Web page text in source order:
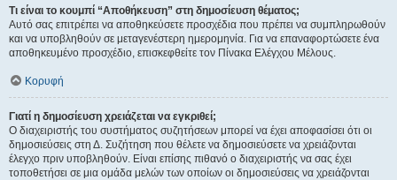
Τι είναι το κουμπί “Αποθήκευση” στη δημοσίευση θέματος;
Αυτό σας επιτρέπει να αποθηκεύσετε προσχέδια που πρέπει να συμπληρωθούν
και να υποβληθούν σε μεταγενέστερη ημερομηνία. Για να επαναφορτώσετε ένα
αποθηκευμένο προσχέδιο, επισκεφθείτε τον Πίνακα Ελέγχου Μέλους.
Κορυφή
Γιατί η δημοσίευση χρειάζεται να εγκριθεί;
Ο διαχειριστής του συστήματος συζητήσεων μπορεί να έχει αποφασίσει ότι οι
δημοσιεύσεις στη Δ. Συζήτηση που θέλετε να δημοσιεύσετε να χρειάζονται
έλεγχο πριν υποβληθούν. Είναι επίσης πιθανό ο διαχειριστής να σας έχει
τοποθετήσει σε μια ομάδα μελών των οποίων οι δημοσιεύσεις να χρειάζονται